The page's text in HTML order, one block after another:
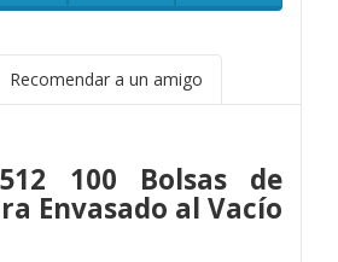
Recomendar a un amigo
100 Bolsas de
Envasado al Vacío